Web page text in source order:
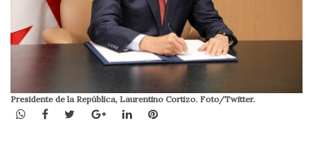
Presidente de la República, Laurentino Cortizo. Foto/Twitter.
WhatsApp
Facebook
TwitterGoogle+LinkedInPinterest